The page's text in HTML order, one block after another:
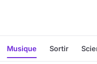
Musique Sortir